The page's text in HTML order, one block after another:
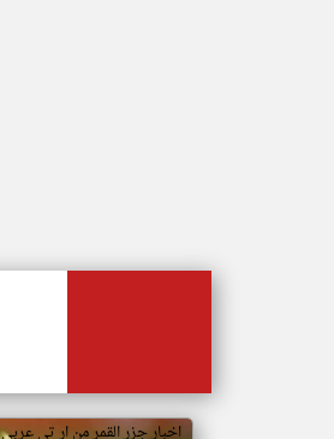
اخبار جزر القمر من ار تي عربي